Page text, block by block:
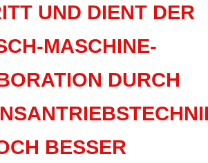
UND DIENT DER
MASCHINE-
DURCH
BESSER